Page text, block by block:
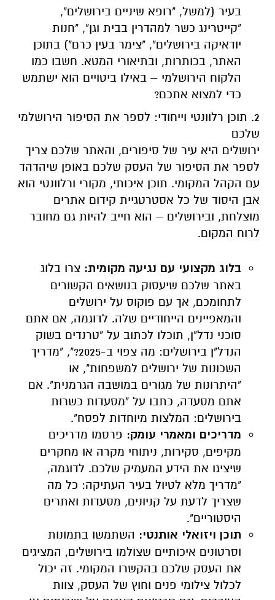
בעיר (למשל, "רופא שיניים בירושלים",
"קייטרינג כשר למהדרין בבית וגן", "חנות
יודאיקה בירושלים", "צימר בעין כרם") בתוכן
האתר, בכותרות, ובתיאורי המטא. חשבו כמו
הלקוח הירושלמי – באילו ביטויים הוא ישתמש
כדי למצוא אתכם?
2. תוכן רלוונטי וייחודי: לספר את הסיפור הירושלמי
שלכם
ירושלים היא עיר של סיפורים, והאתר שלכם צריך
לספר את הסיפור של העסק שלכם באופן שיהדהד
עם הקהל המקומי. תוכן איכותי, מקורי ורלוונטי הוא
אבן היסוד של כל אסטרטגיית קידום אתרים
מוצלחת, ובירושלים – הוא חייב להיות גם מחובר
לרוח המקום.
בלוג מקצועי עם נגיעה מקומית: צרו בלוג
באתר שלכם שיעסוק בנושאים הקשורים
לתחומכם, אך עם פוקוס על ירושלים
והמאפיינים הייחודיים שלה. לדוגמה, אם אתם
סוכני נדל"ן, תוכלו לכתוב על "טרנדים בשוק
הנדל"ן בירושלים: מה צפוי ב-2025?", "מדריך
השכונות של ירושלים למשפחות", או
"היתרונות של מגורים במושבה הגרמנית". אם
אתם מסעדה, כתבו על "מסעדות כשרות
בירושלים: המלצות מיוחדות לפסח".
מדריכים ומאמרי עומק: פרסמו מדריכים
מקיפים, סקירות, ניתוחי מקרה או מחקרים
שיציגו את הידע המעמיק שלכם. לדוגמה,
"מדריך מלא לטיול בעיר העתיקה: כל מה
שצריך לדעת על קניונים, מסעדות ואתרים
היסטוריים".
תוכן ויזואלי אותנטי: השתמשו בתמונות
וסרטונים איכותיים שצולמו בירושלים, המציגים
את העסק שלכם בהקשרו המקומי. זה יכול
לכלול צילומי פנים וחוץ של העסק, צוות